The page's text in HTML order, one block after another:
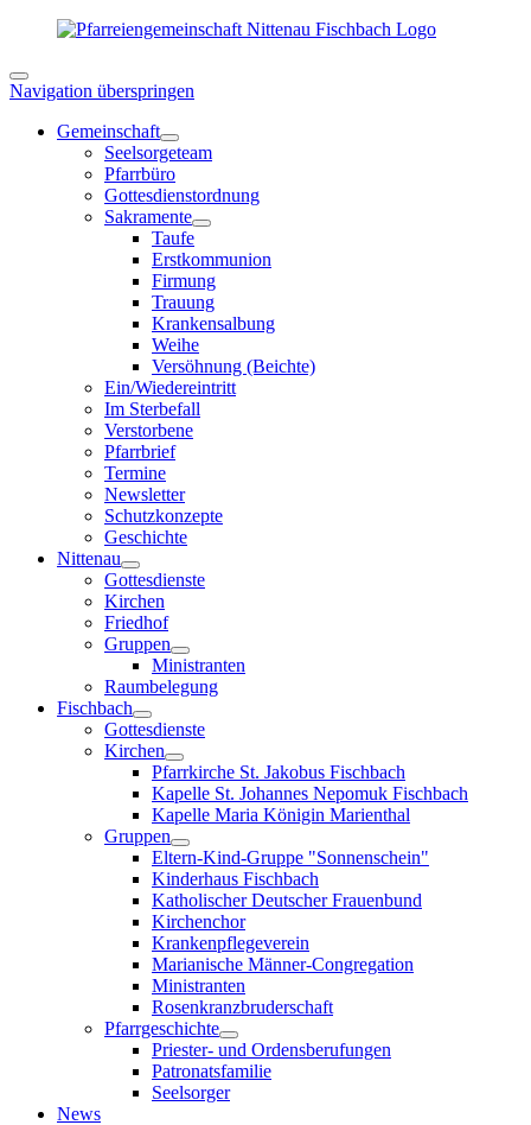
Navigation überspringen
Gemeinschaft
Seelsorgeteam
Pfarrbüro
Gottesdienstordnung
Sakramente
Taufe
Erstkommunion
Firmung
Trauung
Krankensalbung
Weihe
Versöhnung (Beichte)
Ein/Wiedereintritt
Im Sterbefall
Verstorbene
Pfarrbrief
Termine
Newsletter
Schutzkonzepte
Geschichte
Nittenau
Gottesdienste
Kirchen
Friedhof
Gruppen
Ministranten
Raumbelegung
Fischbach
Gottesdienste
Kirchen
Pfarrkirche St. Jakobus Fischbach
Kapelle St. Johannes Nepomuk Fischbach
Kapelle Maria Königin Marienthal
Gruppen
Eltern-Kind-Gruppe "Sonnenschein"
Kinderhaus Fischbach
Katholischer Deutscher Frauenbund
Kirchenchor
Krankenpflegeverein
Marianische Männer-Congregation
Ministranten
Rosenkranzbruderschaft
Pfarrgeschichte
Priester- und Ordensberufungen
Patronatsfamilie
Seelsorger
News